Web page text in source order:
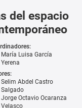
del espacio
María Luisa García
Yerena
Selim Abdel Castro
Salgado
Jorge Octavio Ocaranza
Velasco